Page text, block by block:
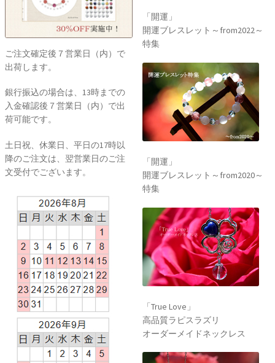
ご注文確定後７営業日（内）で
出荷します。
銀行振込の場合は、13時までの
入金確認後７営業日（内）で出
荷可能です。
土日祝、休業日、平日の17時以
降のご注文は、翌営業日のご注
文受付でございます。
「開運」
開運ブレスレット～from2022～
特集
「開運」
開運ブレスレット～from2020～
特集
「True Love」
高品質ラピスラズリ
オーダーメイドネックレス